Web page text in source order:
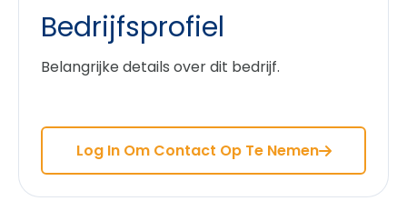
Bedrijfsprofiel
Belangrijke details over dit bedrijf.
Log In Om Contact Op Te Nemen